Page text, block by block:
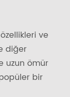
ve
diğer
uzun ömür
bir